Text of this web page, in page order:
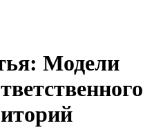
Модели